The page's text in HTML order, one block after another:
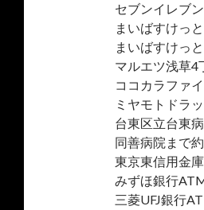
セブンイレブ
まいばすけっ
まいばすけっ
マルエツ浅草4
ココカラファ
ミヤモトドラ
台東区立台東
同善病院まで
東京東信用金
みずほ銀行
三菱UFJ銀行